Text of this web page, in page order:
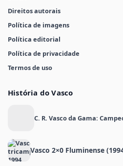
Direitos autorais
Política de imagens
Política editorial
Política de privacidade
Termos de uso
História do Vasco
C. R. Vasco da Gama:
Vasco 2×0 Fluminense